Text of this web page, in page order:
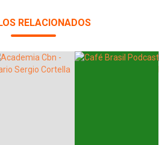
RELACIONADOS